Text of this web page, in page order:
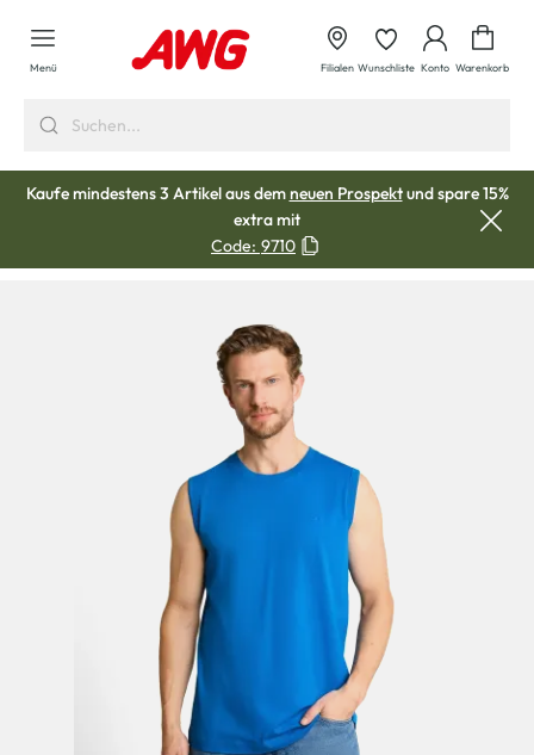
springen
Menü Filialen Wunschliste Konto Warenkorb
Kaufe mindestens 3 Artikel aus demneuen Prospektund spare 15%
extra mit
Code: 9710